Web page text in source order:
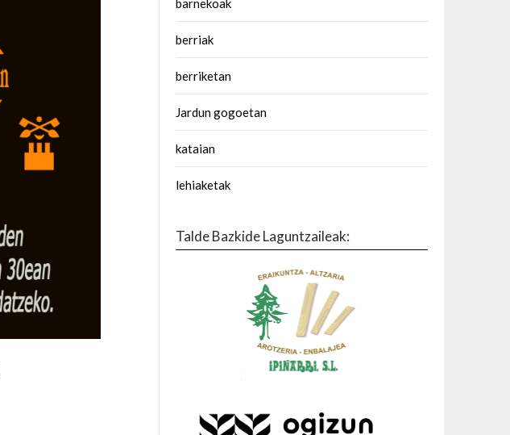
barnekoak
berriak
berriketan
Jardun gogoetan
kataian
lehiaketak
Talde Bazkide Laguntzaileak: